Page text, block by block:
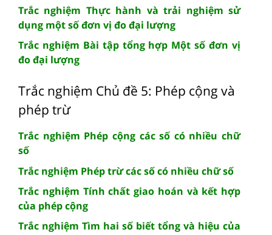
Trắc nghiệm Thực hành và trải nghiệm sử
dụng một số đơn vị đo đại lượng
Trắc nghiệm Bài tập tổng hợp Một số đơn vị
đo đại lượng
Trắc nghiệm Chủ đề 5: Phép cộng và
phép trừ
Trắc nghiệm Phép cộng các số có nhiều chữ
số
Trắc nghiệm Phép trừ các số có nhiều chữ số
Trắc nghiệm Tính chất giao hoán và kết hợp
của phép cộng
Trắc nghiệm Tìm hai số biết tổng và hiệu của